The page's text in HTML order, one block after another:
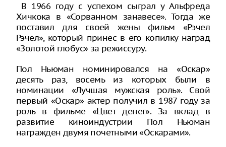
В 1966 году с успехом сыграл у Альфреда
Хичкока в «Сорванном занавесе». Тогда же
поставил для своей жены фильм «Рэчел
Рэчел», который принес в его копилку наград
«Золотой глобус» за режиссуру.
Пол Ньюман номинировался на «Оскар»
десять раз, восемь из которых были в
номинации «Лучшая мужская роль». Свой
первый «Оскар» актер получил в 1987 году за
роль в фильме «Цвет денег». За вклад в
развитие киноиндустрии Пол Ньюман
награжден двумя почетными «Оскарами».